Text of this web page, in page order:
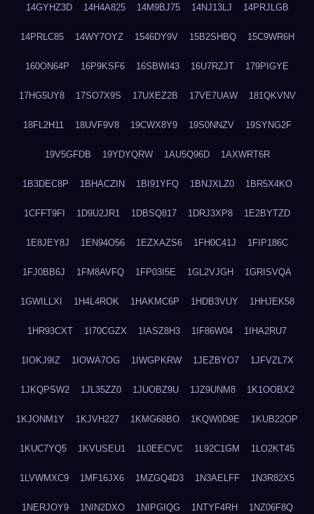
14GYHZ3D 14H4A825 14M9BJ75 14NJ13LJ 14PRJLGB
14PRLC85 14WY7OYZ 1546DY9V 15B2SHBQ 15C9WR6H
160ON64P 16P9KSF6 16SBWI43 16U7RZJT 179PIGYE
17HG5UY8 17SO7X9S 17UXEZ2B 17VE7UAW 181QKVNV
18FL2H11 18UVF9V8 19CWX8Y9 19S0NNZV 19SYNG2F
19V5GFDB 19YDYQRW 1AU5Q96D 1AXWRT6R
1B3DEC8P 1BHACZIN 1BI91YFQ 1BNJXLZ0 1BR5X4KO
1CFFT9FI 1D9U2JR1 1DBSQ817 1DRJ3XP8 1E2BYTZD
1E8JEY8J 1EN94O56 1EZXAZS6 1FH0C41J 1FIP186C
1FJ0BB6J 1FM8AVFQ 1FP03I5E 1GL2VJGH 1GRISVQA
1GWILLXI 1H4L4ROK 1HAKMC6P 1HDB3VUY 1HHJEK58
1HR93CXT 1I70CGZX 1IASZ8H3 1IF86W04 1IHA2RU7
1IOKJ9IZ 1IOWA7OG 1IWGPKRW 1JEZBYO7 1JFVZL7X
1JKQPSW2 1JL35ZZ0 1JUOBZ9U 1JZ9UNM8 1K1OOBX2
1KJONM1Y 1KJVH227 1KMG68BO 1KQW0D9E 1KUB22OP
1KUC7YQ5 1KVUSEU1 1L0EECVC 1L92C1GM 1LO2KT45
1LVWMXC9 1MF16JX6 1MZGQ4D3 1N3AELFF 1N3R82X5
1NERJOY9 1NIN2DXO 1NIPGIQG 1NTYF4RH 1NZ06F8Q